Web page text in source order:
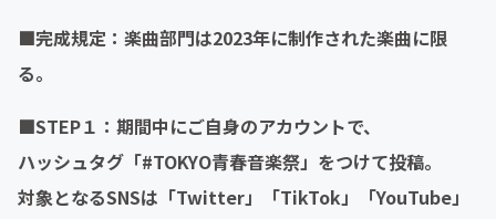
■完成規定：楽曲部門は2023年に制作された楽曲に限
る。
■STEP１：期間中にご自身のアカウントで、
ハッシュタグ「#TOKYO青春音楽祭」をつけて投稿。
対象となるSNSは「Twitter」「TikTok」「YouTube」